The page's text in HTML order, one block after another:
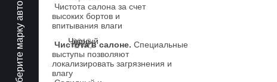
Выберите марку авто
Чистота салона за счет
высоких бортов и
впитывания влаги
Чистота в салоне. Специальные
выступы позволяют
локализировать загрязнения и
влагу